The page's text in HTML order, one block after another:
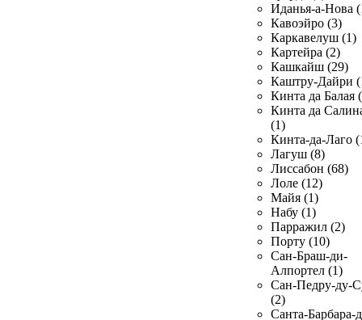
Иданья-а-Нова
Кавоэйро (3)
Каркавелуш (1)
Картейра (2)
Кашкайш (29)
Каштру-Дайри
Кинта да Балая
Кинта да
(1)
Кинта-да-Лаго
Лагуш (8)
Лиссабон (68)
Лоле (12)
Майя (1)
Набу (1)
Парражил (2)
Порту (10)
Сан-Браш-ди-
Алпортел (1)
Сан-Педру-ду-
(2)
Санта-Барбара-